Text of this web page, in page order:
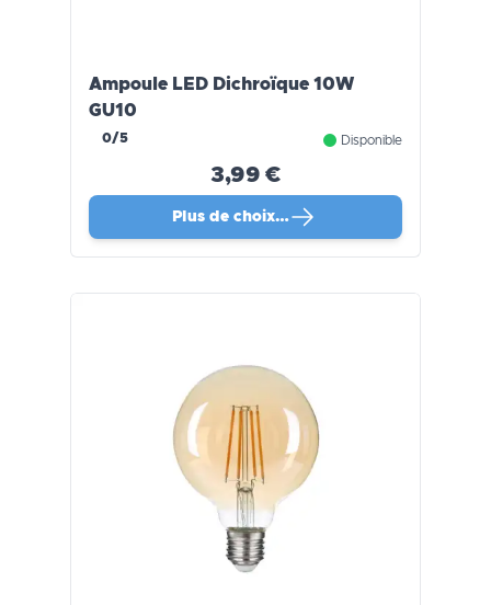
Ampoule LED Dichroïque 10W
GU10
0/5 Disponible
3,99 €
Plus de choix…